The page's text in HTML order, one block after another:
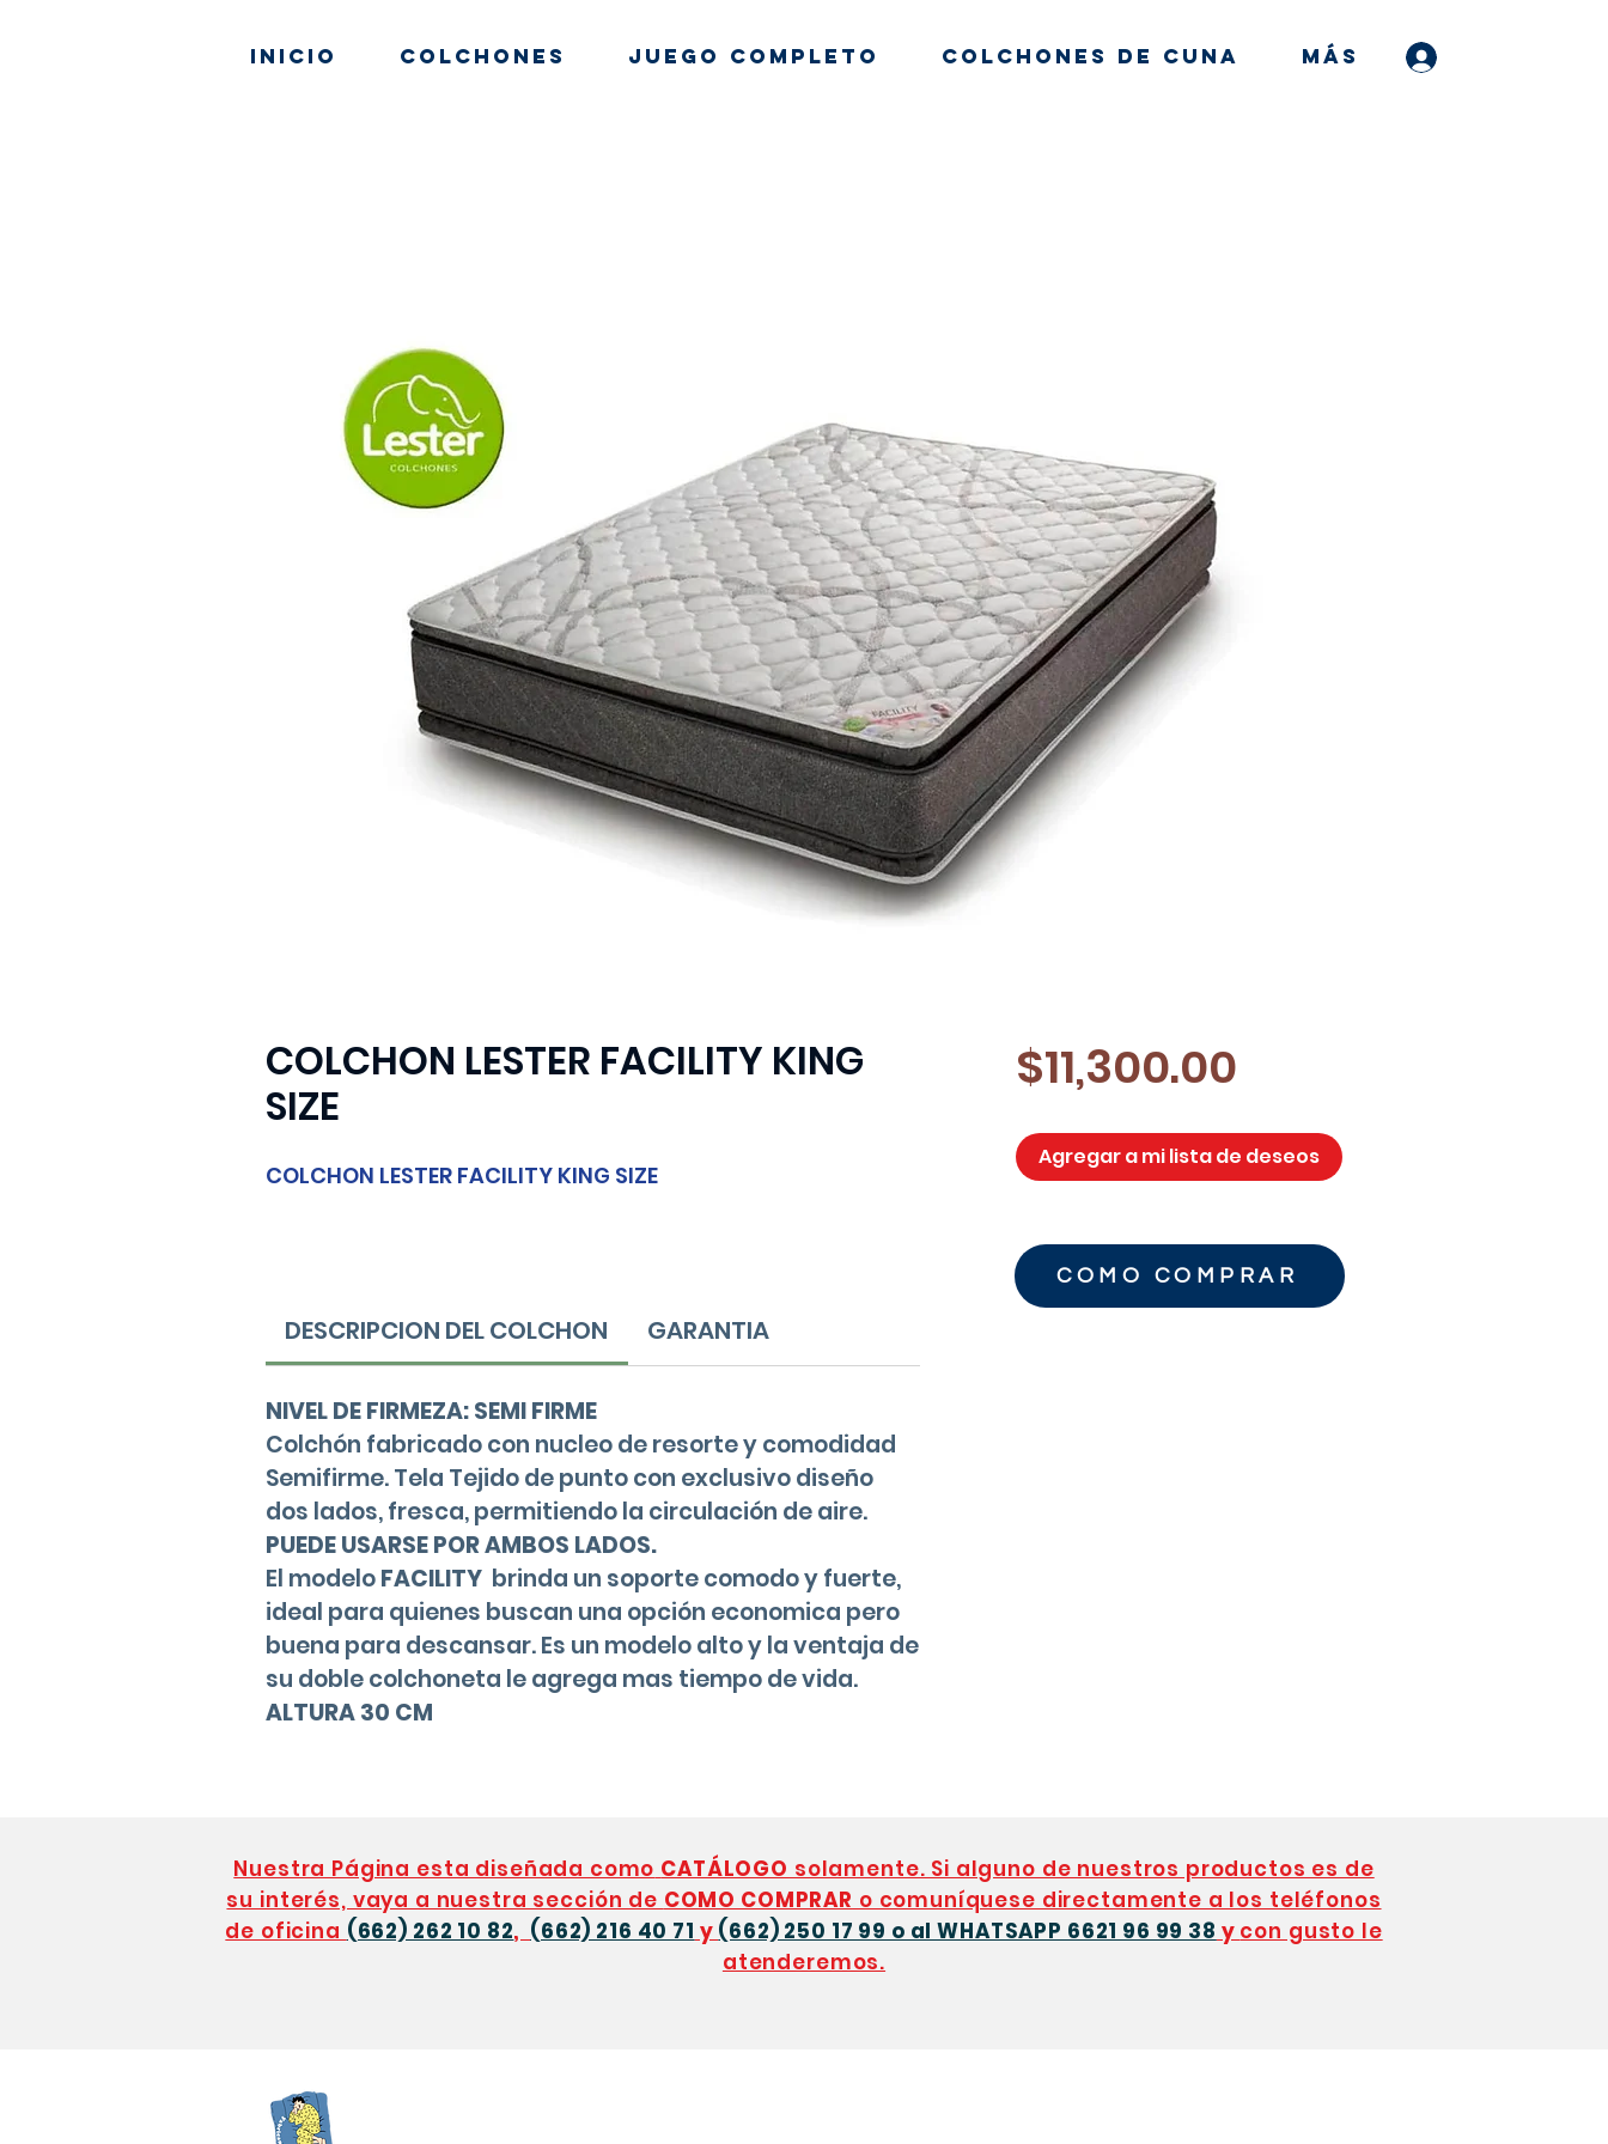
Inicio Colchones Juego Completo Colchones de Cuna MÁS
COLCHON LESTER FACILITY KING
SIZE
COLCHON LESTER FACILITY KING SIZE
DESCRIPCION DEL COLCHON GARANTIA
NIVEL DE FIRMEZA: SEMI FIRME
Colchón fabricado con nucleo de resorte y comodidad
Semifirme. Tela Tejido de punto con exclusivo diseño
dos lados, fresca, permitiendo la circulación de aire.
PUEDE USARSE POR AMBOS LADOS.
El modeloFACILITY brinda un soporte comodo y fuerte,
ideal para quienes buscan una opción economica pero
buena para descansar. Es un modelo alto y la ventaja de
su doble colchoneta le agrega mas tiempo de vida.
ALTURA 30 CM
$11,300.00Precio
Agregar a mi lista de deseos
COMO COMPRAR
Nuestra Página esta diseñada como CATÁLOGO solamente. Si alguno de nuestros productos es de
su interés, vaya a nuestra sección de COMO COMPRAR o comuníquese directamente a los teléfonos
de oficina (662) 262 10 82, (662) 216 40 71 y (662) 250 17 99 o al WHATSAPP 6621 96 99 38 y con gusto le
atenderemos.